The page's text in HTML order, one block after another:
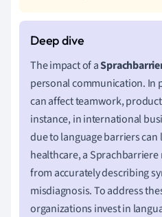
The impact of a
personal communication. In
can affect teamwork,
instance, in international
due to language barriers can
healthcare, a
from accurately describing
misdiagnosis. To address
organizations invest in